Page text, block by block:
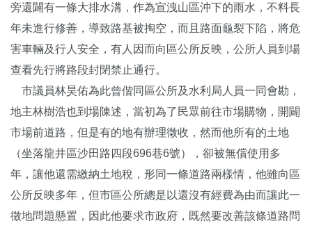
旁還闢有一條大排水溝，作為宣洩山區沖下的雨水，不料長
年未進行修善，導致路基被掏空，而且路面龜裂下陷，將危
害車輛及行人安全，有人因而向區公所反映，公所人員到場
查看先行將路段封閉禁止通行。
市議員林昊佑為此曾偕同區公所及水利局人員一同會勘，
地主林樹浩也到場陳述，當初為了民眾前往市場購物，開闢
市場前道路，但是有的地有辦理徵收，然而他所有的土地
（坐落龍井區沙田路四段696巷6號），卻被無償使用多
年，讓他還需繳納土地稅，形同一條道路兩樣情，他雖向區
公所反映多年，但市區公所總是以還沒有經費為由而讓此一
徵地問題懸置，因此他要求市政府，既然要改善該條道路問